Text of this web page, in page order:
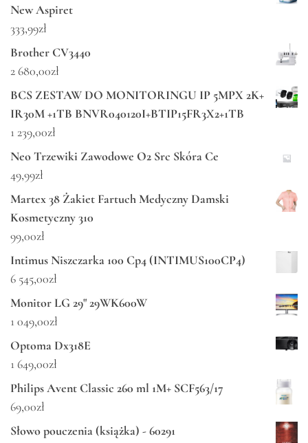
New Aspiret
333,99zł
Brother CV3440
2 680,00zł
BCS ZESTAW DO MONITORINGU IP 5MPX 2K+
IR30M +1TB BNVR040120I+BTIP15FR3X2+1TB
1 239,00zł
Neo Trzewiki Zawodowe O2 Src Skóra Ce
49,99zł
Martex 38 Żakiet Fartuch Medyczny Damski
Kosmetyczny 310
99,00zł
Intimus Niszczarka 100 Cp4 (INTIMUS100CP4)
6 545,00zł
Monitor LG 29" 29WK600W
1 049,00zł
Optoma Dx318E
1 649,00zł
Philips Avent Classic 260 ml 1M+ SCF563/17
69,00zł
Słowo pouczenia (książka) - 60291